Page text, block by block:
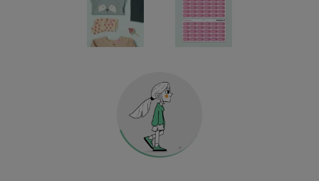
MAISON & DÉCORATION